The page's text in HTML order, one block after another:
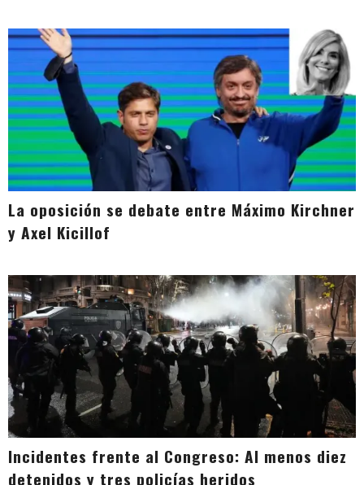
La oposición se debate entre Máximo Kirchner
y Axel Kicillof
Incidentes frente al Congreso: Al menos diez
detenidos y tres policías heridos